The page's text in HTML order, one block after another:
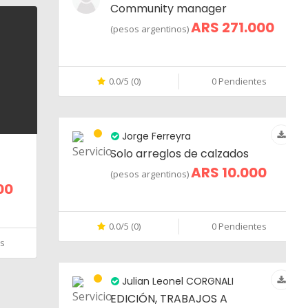
Community manager
(pesos argentinos)ARS 271.000
0.0/5 (0) 0 Pendientes
Jorge Ferreyra
Solo arreglos de calzados
(pesos argentinos)ARS 10.000
0.0/5 (0) 0 Pendientes
Julian Leonel CORGNALI
EDICIÓN, TRABAJOS A